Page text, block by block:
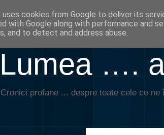
Lumea ….
Cronici profane ... despre toate cele ce ne
uses cookies from Google to deliver its
with Google along with performance and
and to detect and address abuse.